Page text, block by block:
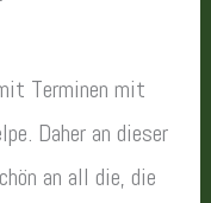
Terminen mit
Daher an dieser
an all die, die